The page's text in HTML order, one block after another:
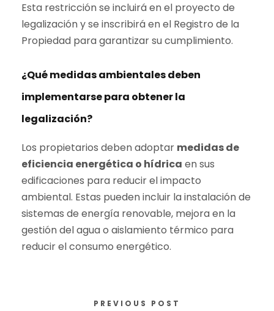
Esta restricción se incluirá en el proyecto de
legalización y se inscribirá en el Registro de la
Propiedad para garantizar su cumplimiento.
¿Qué medidas ambientales deben
implementarse para obtener la
legalización?
Los propietarios deben adoptar medidas de
eficiencia energética o hídrica en sus
edificaciones para reducir el impacto
ambiental. Estas pueden incluir la instalación de
sistemas de energía renovable, mejora en la
gestión del agua o aislamiento térmico para
reducir el consumo energético.
PREVIOUS POST